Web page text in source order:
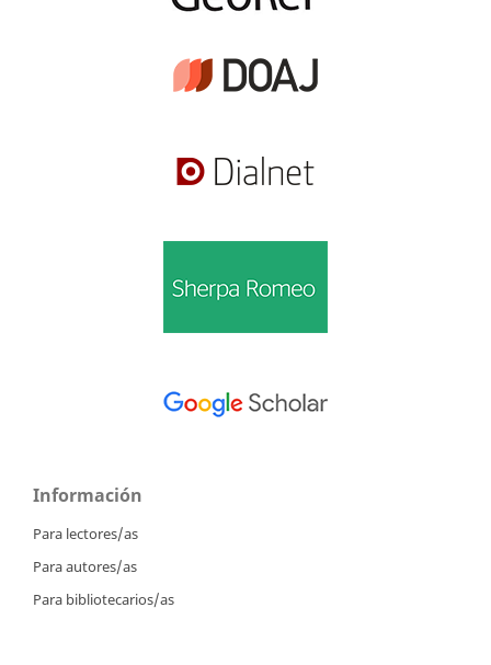
Información
Para lectores/as
Para autores/as
Para bibliotecarios/as